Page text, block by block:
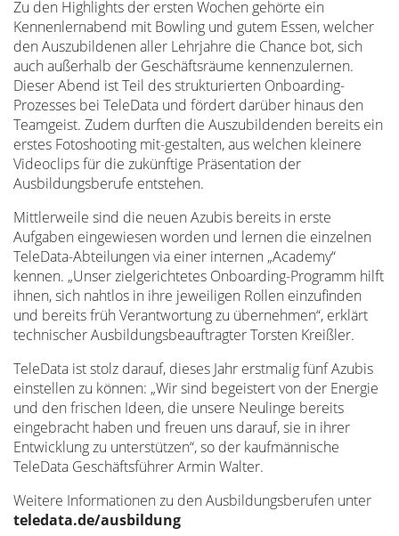
Zu den Highlights der ersten Wochen gehörte ein
Kennenlernabend mit Bowling und gutem Essen, welcher
den Auszubildenen aller Lehrjahre die Chance bot, sich
auch außerhalb der Geschäftsräume kennenzulernen.
Dieser Abend ist Teil des strukturierten Onboarding-
Prozesses bei TeleData und fördert darüber hinaus den
Teamgeist. Zudem durften die Auszubildenden bereits ein
erstes Fotoshooting mit-gestalten, aus welchen kleinere
Videoclips für die zukünftige Präsentation der
Ausbildungsberufe entstehen.
Mittlerweile sind die neuen Azubis bereits in erste
Aufgaben eingewiesen worden und lernen die einzelnen
TeleData-Abteilungen via einer internen „Academy“
kennen. „Unser zielgerichtetes Onboarding-Programm hilft
ihnen, sich nahtlos in ihre jeweiligen Rollen einzufinden
und bereits früh Verantwortung zu übernehmen“, erklärt
technischer Ausbildungsbeauftragter Torsten Kreißler.
TeleData ist stolz darauf, dieses Jahr erstmalig fünf Azubis
einstellen zu können: „Wir sind begeistert von der Energie
und den frischen Ideen, die unsere Neulinge bereits
eingebracht haben und freuen uns darauf, sie in ihrer
Entwicklung zu unterstützen“, so der kaufmännische
TeleData Geschäftsführer Armin Walter.
Weitere Informationen zu den Ausbildungsberufen unter
teledata.de/ausbildung